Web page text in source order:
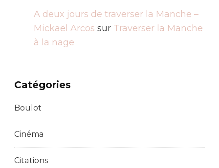
A deux jours de traverser la Manche –
Mickaël Arcos sur Traverser la Manche
à la nage
Catégories
Boulot
Cinéma
Citations